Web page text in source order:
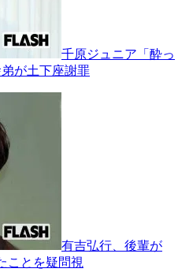
千原ジュニア「酔っ
が土下座謝罪
有吉弘行、後輩が
ことを疑問視